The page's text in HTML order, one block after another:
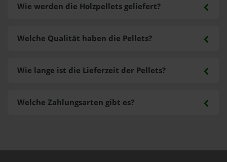
Wie werden die Holzpellets geliefert?
Welche Zahlungsarten gibt es?
Welche Qualität haben die Pellets?
Wie lange ist die Lieferzeit der Pellets?